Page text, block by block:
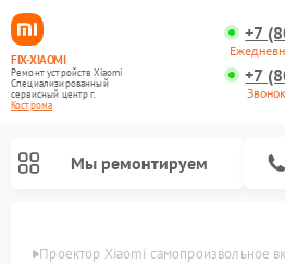
FIX-XIAOMI
Ремонт устройств Xiaomi
Специализированный
cервисный центр г.
Кострома
+7
+7
Мы ремонтируем
Проектор Xiaomi самопроизвольное